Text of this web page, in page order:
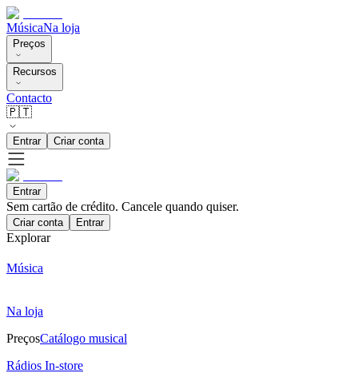
MúsicaNa loja
Preços
Recursos
Contacto
🇵🇹
Entrar Criar conta
Entrar
Sem cartão de crédito. Cancele quando quiser.
Criar conta Entrar
Explorar
Música
Na loja
PreçosCatálogo musical
Rádios In-store